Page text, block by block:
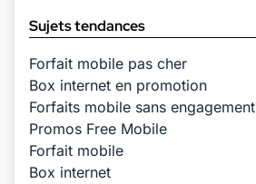
Sujets tendances
Forfait mobile pas cher
Box internet en promotion
Forfaits mobile sans engagement
Promos Free Mobile
Forfait mobile
Box internet